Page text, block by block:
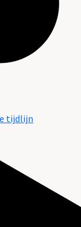
tijdlijn